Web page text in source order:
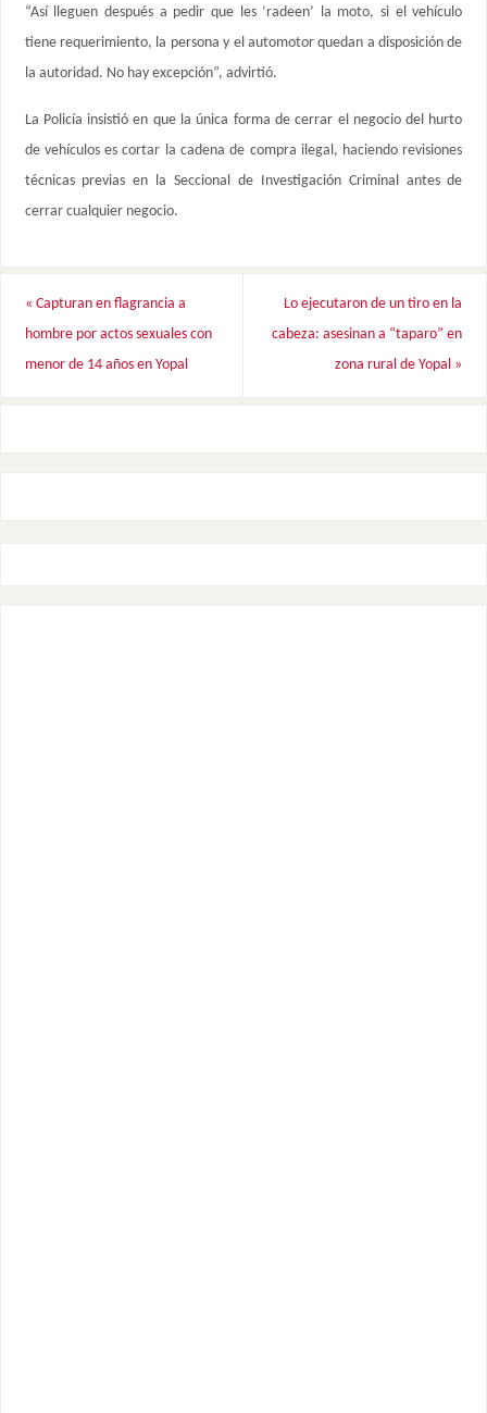
“Así lleguen después a pedir que les ‘radeen’ la moto, si el vehículo
tiene requerimiento, la persona y el automotor quedan a disposición de
la autoridad. No hay excepción”, advirtió.
La Policía insistió en que la única forma de cerrar el negocio del hurto
de vehículos es cortar la cadena de compra ilegal, haciendo revisiones
técnicas previas en la Seccional de Investigación Criminal antes de
cerrar cualquier negocio.
« Capturan en flagrancia a
hombre por actos sexuales con
menor de 14 años en Yopal
Lo ejecutaron de un tiro en la
cabeza: asesinan a “taparo” en
zona rural de Yopal »